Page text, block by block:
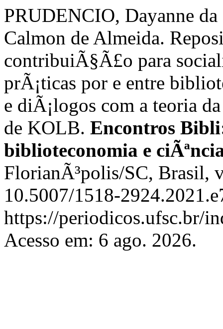
PRUDENCIO, Dayanne
Calmon de Almeida.
contribuiÃ§Ã£o para
prÃ¡ticas por e entre
e diÃ¡logos com a teoria
de KOLB. Encontros
biblioteconomia e
FlorianÃ³polis/SC, Brasil,
10.5007/1518-
https://periodicos.ufsc.br/
Acesso em: 6 ago. 2026.